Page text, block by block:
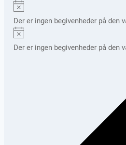
Notice
Der er ingen begivenheder på den
Notice
Der er ingen begivenheder på den